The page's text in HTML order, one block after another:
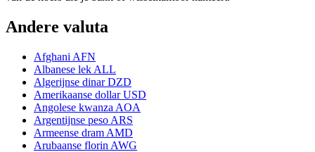
Andere valuta
Afghani AFN
Albanese lek ALL
Algerijnse dinar DZD
Amerikaanse dollar USD
Angolese kwanza AOA
Argentijnse peso ARS
Armeense dram AMD
Arubaanse florin AWG